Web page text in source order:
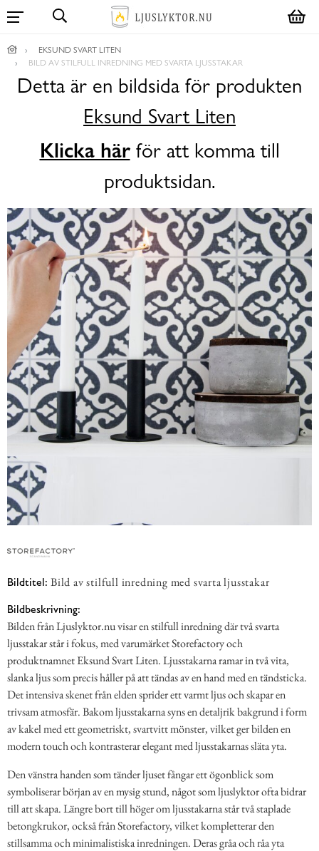
EKSUND SVART LITEN
BILD AV STILFULL INREDNING MED SVARTA LJUSSTAKAR
Detta är en bildsida för produkten
Eksund Svart Liten
Klicka härför att komma till
produktsidan.
Bildtitel: Bild av stilfull inredning med svarta ljusstakar
Bildbeskrivning:
Bilden från Ljuslyktor.nu visar en stilfull inredning där två svarta
ljusstakar står i fokus, med varumärket Storefactory och
produktnamnet Eksund Svart Liten. Ljusstakarna ramar in två vita,
slanka ljus som precis håller på att tändas av en hand med en tändsticka.
Det intensiva skenet från elden sprider ett varmt ljus och skapar en
trivsam atmosfär. Bakom ljusstakarna syns en detaljrik bakgrund i form
av kakel med ett geometriskt, svartvitt mönster, vilket ger bilden en
modern touch och kontrasterar elegant med ljusstakarnas släta yta.
Den vänstra handen som tänder ljuset fångar ett ögonblick som
symboliserar början av en mysig stund, något som ljuslyktor ofta bidrar
till att skapa. Längre bort till höger om ljusstakarna står två staplade
betongkrukor, också från Storefactory, vilket kompletterar den
stillsamma och minimalistiska inredningen. Deras gråa och råa yta